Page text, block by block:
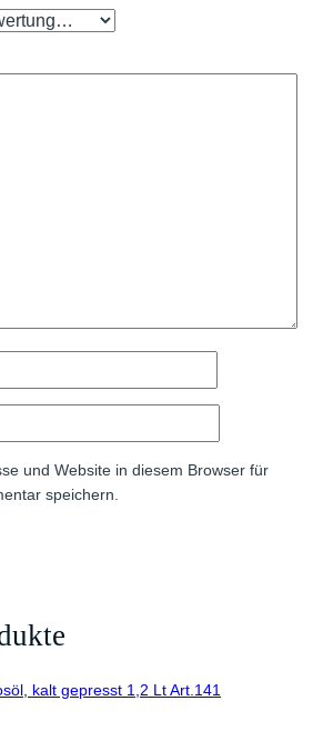
und Website in diesem Browser für
speichern.